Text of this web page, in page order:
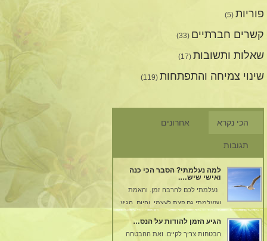
פוריות (5)
קשרים חברתיים (33)
שאלות ותשובות (17)
שינוי צמיחה והתפתחות (119)
הכי נקרא אחרונים
תגובות
למה נעלמתי? הסבר הכי כנה
ואישי שיש….
נעלמתי לכם להרבה זמן. והאמת
שנעלמתי גם קצת לעצמי. והיום, הגיע
הרגע שאתן לכם הסבר. עברתי
טלטלה מאוד גדולה בחיי,
הגיע הזמן להודות על הנס…
הבטחות צריך לקיים. ואת ההבטחה